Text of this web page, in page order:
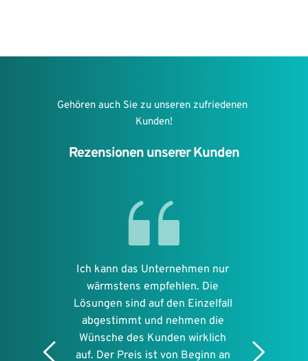
Gehören auch Sie zu unseren zufriedenen
Kunden!
Rezensionen unserer Kunden
Herr Fink unterstützte uns beim
Inbetriebnahmeprozess unserer
neuen Photovoltaik Anlage. Die
Anlage umfasst einen
Volleinspeiser sowie eine
Überschussanlage.